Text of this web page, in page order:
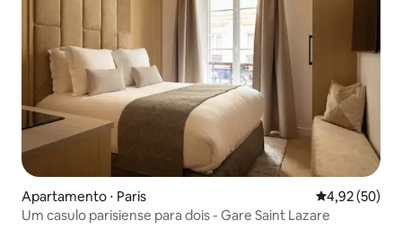
Apartamento ⋅ Paris 4,92 de uma
4,92 (50)
Um casulo parisiense para dois - Gare Saint Lazare